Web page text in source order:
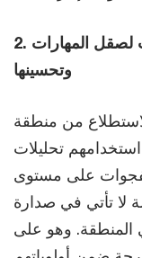
2. إعداد البرامج المناسبة للمنظمات لصقل المهارات
من منطقة
تحليلات
على مستوى
لا تأتي في صدارة
وهو على